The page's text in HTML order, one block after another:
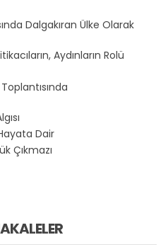
Dalgakıran Ülke Olarak
Aydınların Rolü
Dair
Çıkmazı